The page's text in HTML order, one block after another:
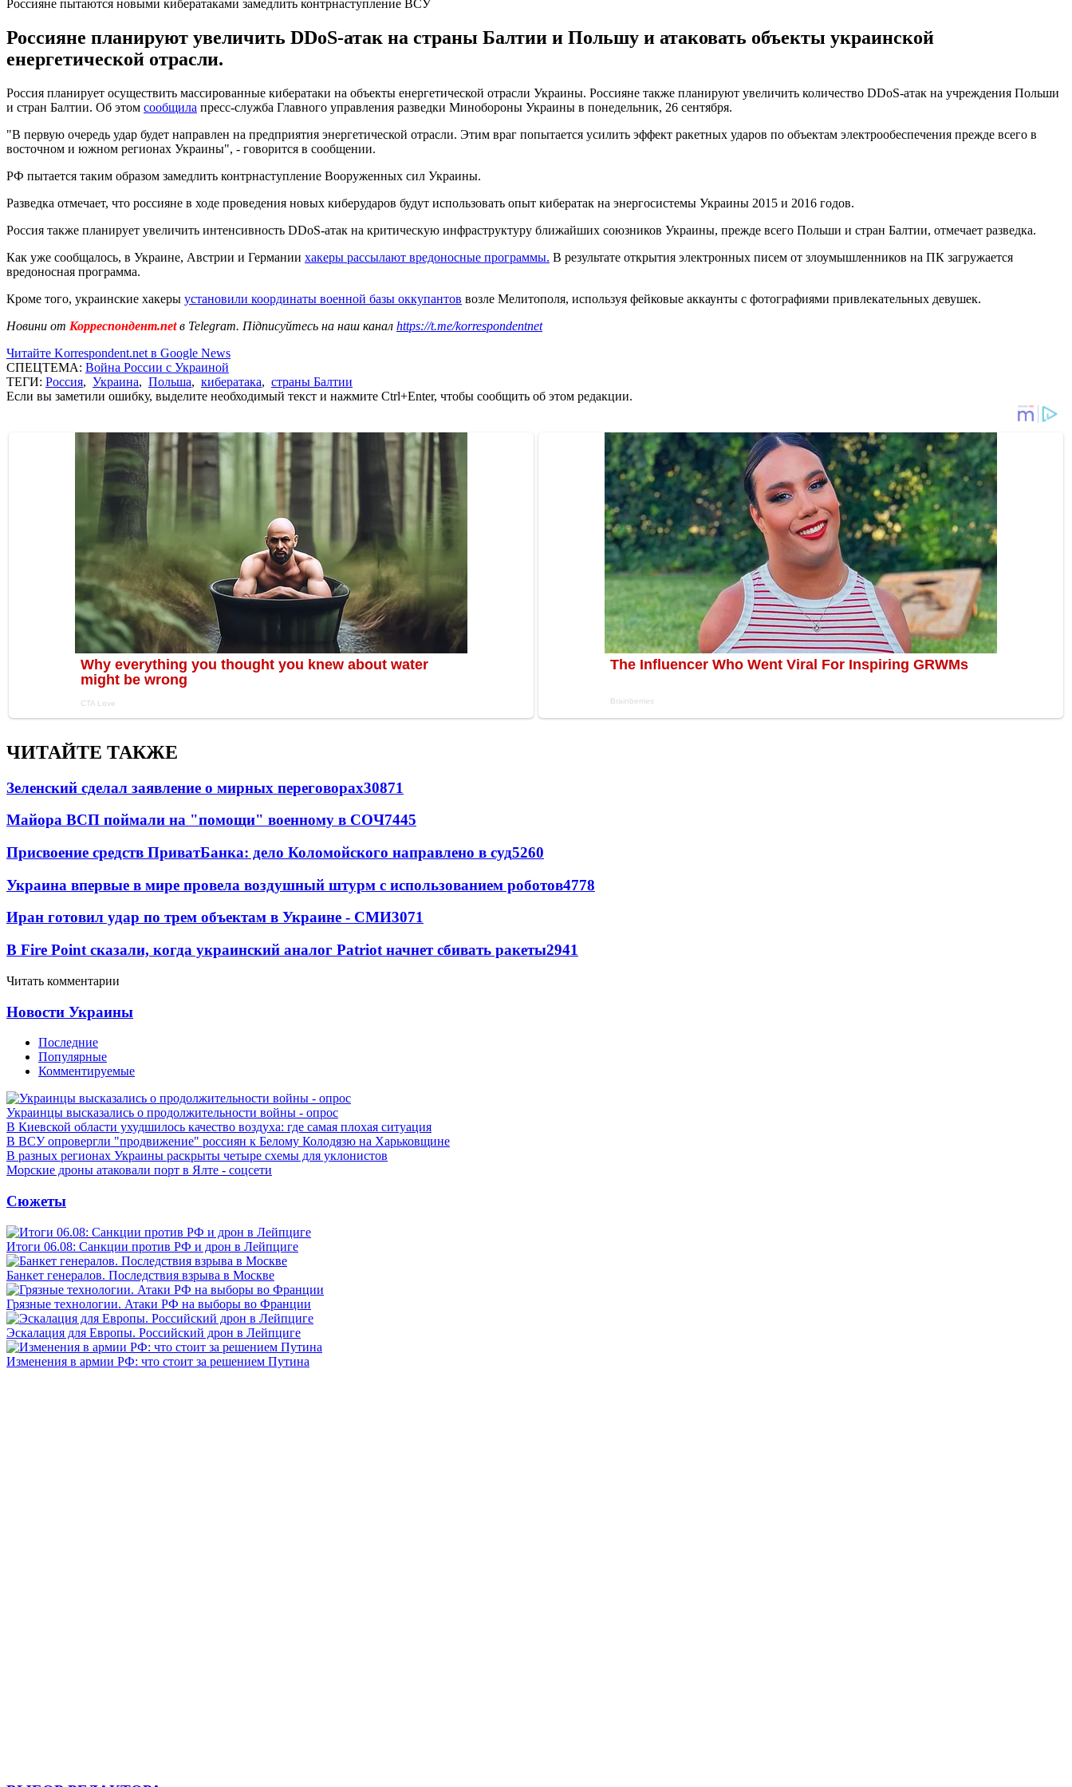
Россияне пытаются новыми кибератаками замедлить контрнаступление ВСУ
Россияне планируют увеличить DDoS-атак на страны Балтии и Польшу и атаковать объекты украинской
енергетической отрасли.
Россия планирует осуществить массированные кибератаки на объекты енергетической отрасли Украины. Россияне также планируют увеличить количество DDoS-атак на учреждения Польши
и стран Балтии. Об этом сообщила пресс-служба Главного управления разведки Минобороны Украины в понедельник, 26 сентября.
"В первую очередь удар будет направлен на предприятия энергетической отрасли. Этим враг попытается усилить эффект ракетных ударов по объектам электрообеспечения прежде всего в
восточном и южном регионах Украины", - говорится в сообщении.
РФ пытается таким образом замедлить контрнаступление Вооруженных сил Украины.
Разведка отмечает, что россияне в ходе проведения новых киберударов будут использовать опыт кибератак на энергосистемы Украины 2015 и 2016 годов.
Россия также планирует увеличить интенсивность DDoS-атак на критическую инфраструктуру ближайших союзников Украины, прежде всего Польши и стран Балтии, отмечает разведка.
Как уже сообщалось, в Украине, Австрии и Германии хакеры рассылают вредоносные программы. В результате открытия электронных писем от злоумышленников на ПК загружается
вредоносная программа.
Кроме того, украинские хакеры установили координаты военной базы оккупантов возле Мелитополя, используя фейковые аккаунты с фотографиями привлекательных девушек.
Новини от Корреспондент.netв Telegram. Підписуйтесь на наш канал https://t.me/korrespondentnet
Читайте Korrespondent.net в Google News
СПЕЦТЕМА: Война России с Украиной
ТЕГИ: Россия, Украина, Польша, кибератака, страны Балтии
Если вы заметили ошибку, выделите необходимый текст и нажмите Ctrl+Enter, чтобы сообщить об этом редакции.
ЧИТАЙТЕ ТАКЖЕ
Зеленский сделал заявление о мирных переговорах30871
Майора ВСП поймали на "помощи" военному в СОЧ7445
Присвоение средств ПриватБанка: дело Коломойского направлено в суд5260
Украина впервые в мире провела воздушный штурм с использованием роботов4778
Иран готовил удар по трем объектам в Украине - СМИ3071
В Fire Point сказали, когда украинский аналог Patriot начнет сбивать ракеты2941
Читать комментарии
Новости Украины
Последние
Популярные
Комментируемые
Украинцы высказались о продолжительности войны - опрос
В Киевской области ухудшилось качество воздуха: где самая плохая ситуация
В ВСУ опровергли "продвижение" россиян к Белому Колодязю на Харьковщине
В разных регионах Украины раскрыты четыре схемы для уклонистов
Морские дроны атаковали порт в Ялте - соцсети
Сюжеты
Итоги 06.08: Санкции против РФ и дрон в Лейпциге
Банкет генералов. Последствия взрыва в Москве
Грязные технологии. Атаки РФ на выборы во Франции
Эскалация для Европы. Российский дрон в Лейпциге
Изменения в армии РФ: что стоит за решением Путина